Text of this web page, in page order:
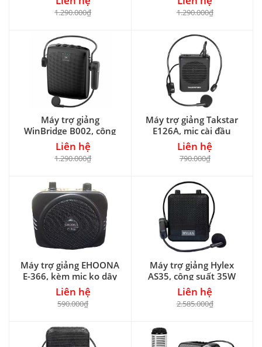
1.290.000₫ 1.290.000₫
Máy trợ giảng
WinBridge B002, công
suất 15W
Liên hệ
1.290.000₫
Máy trợ giảng Takstar
E126A, mic cài đầu
Liên hệ
790.000₫
Máy trợ giảng EHOONA
E-366, kèm mic ko dây
Liên hệ
590.000₫
Máy trợ giảng Hylex
AS35, công suất 35W
Liên hệ
2.585.000₫